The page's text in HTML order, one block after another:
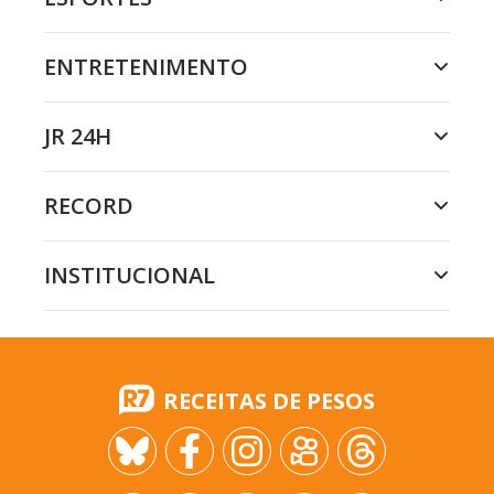
ENTRETENIMENTO
JR 24H
RECORD
INSTITUCIONAL
RECEITAS DE PESOS